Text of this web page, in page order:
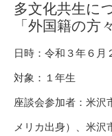
多文化共生に
「外国籍の方
日時：令和３年６月
対象：１年生
座談会参加者：米沢
メリカ出身）、米